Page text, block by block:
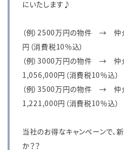
にいたします♪
（例）2500万円の物件 →
円（消費税10％込）
（例）3000万円の物件
1,056,000円（消費税10％込）
（例）3500万円の物件
1,221,000円（消費税10％込）
当社のお得なキャンペーンで、
か？？